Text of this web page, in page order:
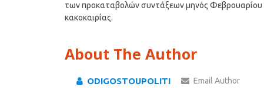
των προκαταβολών συντάξεων μηνός Φεβρουαρίου
κακοκαιρίας.
About The Author
ODIGOSTOUPOLITI Email Author